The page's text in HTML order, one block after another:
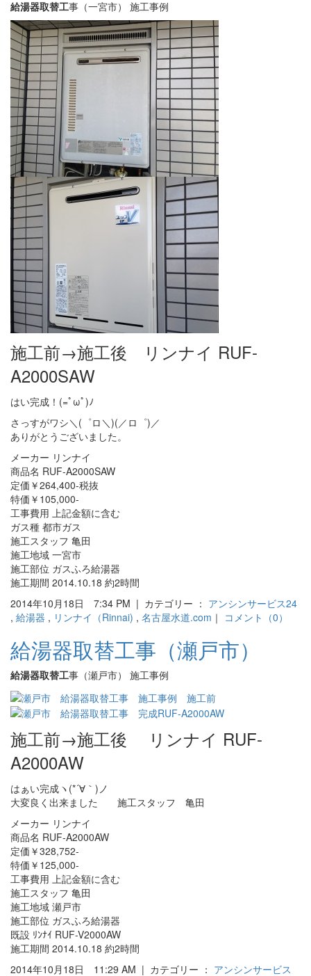
給湯器取替工事（一宮市） 施工事例
施工前→施工後 リンナイ RUF-
A2000SAW
はい完成！(=ﾟωﾟ)ﾉ
さっすがワシ＼(゜ロ＼)(／ロ゜)／
ありがとうございました。
メーカー リンナイ
商品名 RUF-A2000SAW
定価￥264,400-税抜
特価￥105,000-
工事費用 上記金額に含む
ガス種 都市ガス
施工スタッフ 亀田
施工地域 一宮市
施工部位 ガスふろ給湯器
施工期間 2014.10.18 約2時間
2014年10月18日 7:34 PM | カテゴリー ： アンシンサービス24
, 給湯器 , リンナイ（Rinnai) , 名古屋水道.com ｜ コメント（0）
給湯器取替工事（瀬戸市）
給湯器取替工事（瀬戸市） 施工事例
施工前→施工後 リンナイ RUF-
A2000AW
はぁい完成ヽ(*´∀｀)ノ
大変良く出来ました 施工スタッフ 亀田
メーカー リンナイ
商品名 RUF-A2000AW
定価￥328,752-
特価￥125,000-
工事費用 上記金額に含む
施工スタッフ 亀田
施工地域 瀬戸市
施工部位 ガスふろ給湯器
既設 ﾘﾝﾅｲ RUF-V2000AW
施工期間 2014.10.18 約2時間
2014年10月18日 11:29 AM | カテゴリー ： アンシンサービス